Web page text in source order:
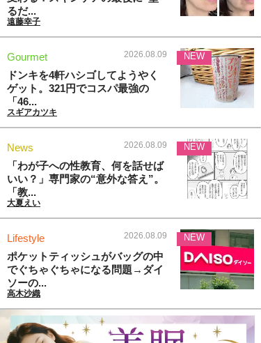
るだ...
遠藤幸子
Gourmet 2026.08.09
ドンキを4軒ハシゴしてようやく
ゲット。321円でコスパ最強の
「46...
スギアカツキ
NEW
News 2026.08.09
「わが子への性教育、何を話せば
いい？」専門家の“意外な答え”。
「教...
大夏えい
NEW
Lifestyle 2026.08.09
ポケットティッシュがバッグの中
でぐちゃぐちゃになる問題→ダイ
ソーの...
高木沙織
NEW